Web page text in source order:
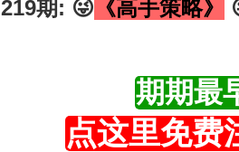
219期: 😜 《高手策略》
期期最
点这里免费